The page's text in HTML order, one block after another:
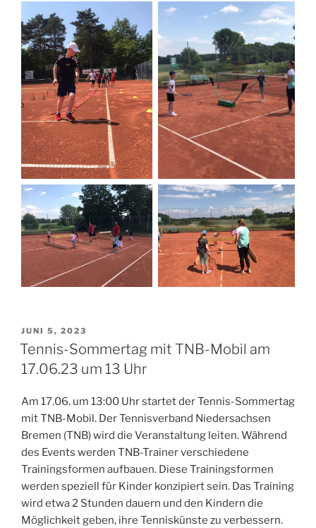
VERÖFFENTLICHT
AM
JUNI 5, 2023
Tennis-Sommertag mit TNB-Mobil am
17.06.23 um 13 Uhr
Am 17.06. um 13:00 Uhr startet der Tennis-Sommertag
mit TNB-Mobil. Der Tennisverband Niedersachsen
Bremen (TNB) wird die Veranstaltung leiten. Während
des Events werden TNB-Trainer verschiedene
Trainingsformen aufbauen. Diese Trainingsformen
werden speziell für Kinder konzipiert sein. Das Training
wird etwa 2 Stunden dauern und den Kindern die
Möglichkeit geben, ihre Tenniskünste zu verbessern.